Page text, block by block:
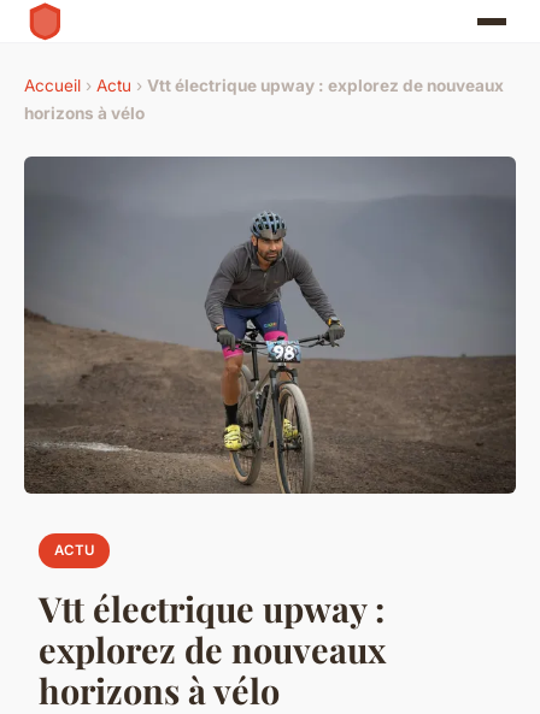
Accueil › Actu › Vtt électrique upway : explorez de nouveaux
horizons à vélo
ACTU
Vtt électrique upway :
explorez de nouveaux
horizons à vélo